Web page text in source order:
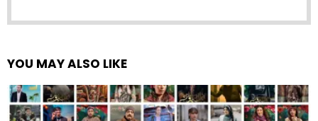
YOU MAY ALSO LIKE